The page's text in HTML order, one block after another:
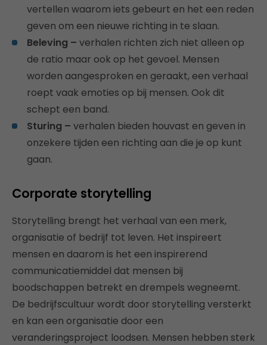
vertellen waarom iets gebeurt en het een reden
geven om een nieuwe richting in te slaan.
Beleving – verhalen richten zich niet alleen op
de ratio maar ook op het gevoel. Mensen
worden aangesproken en geraakt, een verhaal
roept vaak emoties op bij mensen. Ook dit
schept een band.
Sturing – verhalen bieden houvast en geven in
onzekere tijden een richting aan die je op kunt
gaan.
Corporate storytelling
Storytelling brengt het verhaal van een merk,
organisatie of bedrijf tot leven. Het inspireert
mensen en daarom is het een inspirerend
communicatiemiddel dat mensen bij
boodschappen betrekt en drempels wegneemt.
De bedrijfscultuur wordt door storytelling versterkt
en kan een organisatie door een
veranderingsproject loodsen. Mensen hebben sterk